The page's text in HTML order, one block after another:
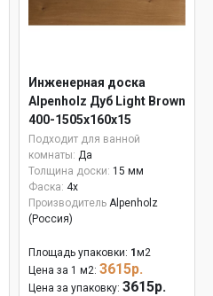
Инженерная доска
Alpenholz Дуб Light Brown
400-1505х160х15
Подходит для ванной
комнаты: Да
Толщина доски: 15 мм
Фаска: 4x
Производитель Alpenholz
(Россия)
Площадь упаковки: 1 м2
Цена за 1 м2: 3615р.
Цена за упаковку: 3615р.